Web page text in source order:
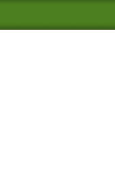
ル配信を登録す